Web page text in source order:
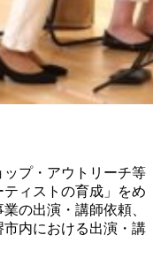
ップ・アウトリーチ等
ィストの育成」をめ
の出演・講師依頼、
内における出演・講